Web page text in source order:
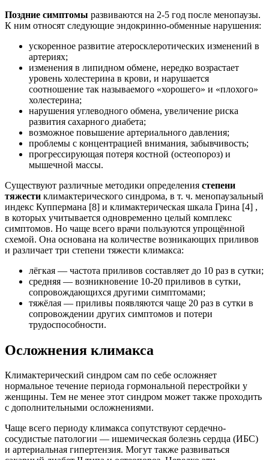
Поздние симптомы развиваются на 2-5 год после менопаузы.
К ним относят следующие эндокринно-обменные нарушения:
ускоренное развитие атеросклеротических изменений в
артериях;
изменения в липидном обмене, нередко возрастает
уровень холестерина в крови, и нарушается
соотношение так называемого «хорошего» и «плохого»
холестерина;
нарушения углеводного обмена, увеличение риска
развития сахарного диабета;
возможное повышение артериального давления;
проблемы с концентрацией внимания, забывчивость;
прогрессирующая потеря костной (остеопороз) и
мышечной массы.
Существуют различные методики определения степени
тяжести климактерического синдрома, в т. ч. менопаузальный
индекс Куппермана [8] и климактерическая шкала Грина [4] ,
в которых учитывается одновременно целый комплекс
симптомов. Но чаще всего врачи пользуются упрощённой
схемой. Она основана на количестве возникающих приливов
и различает три степени тяжести климакса:
лёгкая — частота приливов составляет до 10 раз в сутки;
средняя — возникновение 10-20 приливов в сутки,
сопровождающихся другими симптомами;
тяжёлая — приливы появляются чаще 20 раз в сутки в
сопровождении других симптомов и потери
трудоспособности.
Осложнения климакса
Климактерический синдром сам по себе осложняет
нормальное течение периода гормональной перестройки у
женщины. Тем не менее этот синдром может также проходить
с дополнительными осложнениями.
Чаще всего периоду климакса сопутствуют сердечно-
сосудистые патологии — ишемическая болезнь сердца (ИБС)
и артериальная гипертензия. Могут также развиваться